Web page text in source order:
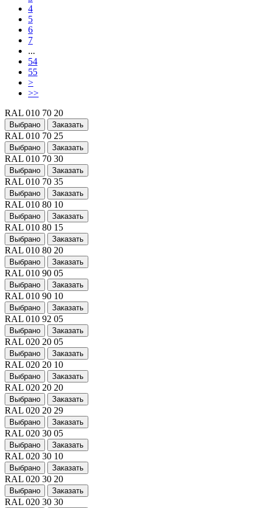
4
5
6
7
...
54
55
>
>>
RAL 010 70 20
Выбрано Заказать
RAL 010 70 25
Выбрано Заказать
RAL 010 70 30
Выбрано Заказать
RAL 010 70 35
Выбрано Заказать
RAL 010 80 10
Выбрано Заказать
RAL 010 80 15
Выбрано Заказать
RAL 010 80 20
Выбрано Заказать
RAL 010 90 05
Выбрано Заказать
RAL 010 90 10
Выбрано Заказать
RAL 010 92 05
Выбрано Заказать
RAL 020 20 05
Выбрано Заказать
RAL 020 20 10
Выбрано Заказать
RAL 020 20 20
Выбрано Заказать
RAL 020 20 29
Выбрано Заказать
RAL 020 30 05
Выбрано Заказать
RAL 020 30 10
Выбрано Заказать
RAL 020 30 20
Выбрано Заказать
RAL 020 30 30